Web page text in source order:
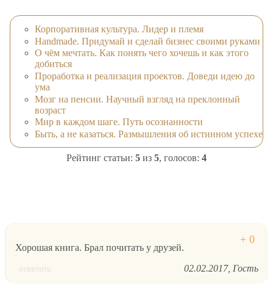
Корпоративная культура. Лидер и племя
Handmade. Придумай и сделай бизнес своими руками
О чём мечтать. Как понять чего хочешь и как этого
добиться
Проработка и реализация проектов. Доведи идею до
ума
Мозг на пенсии. Научный взгляд на преклонный
возраст
Мир в каждом шаге. Путь осознанности
Быть, а не казаться. Размышления об истинном успехе
Рейтинг статьи: 5 из 5, голосов: 4
Хорошая книга. Брал почитать у друзей.
ответить 02.02.2017 Гость